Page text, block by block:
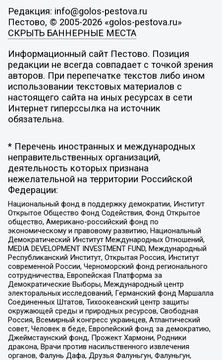
Редакция: info@golos-pestova.ru
Пестово, © 2005-2026 «golos-pestova.ru»
СКРЫТЬ БАННЕРНЫЕ МЕСТА
Информационный сайт Пестово. Позиция
редакции не всегда совпадает с точкой зрения
авторов. При перепечатке текстов либо ином
использовании текстовых материалов с
настоящего сайта на иных ресурсах в сети
Интернет гиперссылка на источник
обязательна.
* Перечень иностранных и международных
неправительственных организаций,
деятельность которых признана
нежелательной на территории Российской
Федерации:
Национальный фонд в поддержку демократии, Институт
Открытое Общество Фонд Содействия, Фонд Открытое
общество, Американо-российский фонд по
экономическому и правовому развитию, Национальный
Демократический Институт Международных Отношений,
MEDIA DEVELOPMENT INVESTMENT FUND, Международный
Республиканский Институт, Открытая Россия, Институт
современной России, Черноморский фонд регионального
сотрудничества, Европейская Платформа за
Демократические Выборы, Международный центр
электоральных исследований, Германский фонд Маршалла
Соединенных Штатов, Тихоокеанский центр защиты
окружающей среды и природных ресурсов, Свободная
Россия, Всемирный конгресс украинцев, Атлантический
совет, Человек в беде, Европейский фонд за демократию,
Джеймстаунский фонд, Прожект Хармони, Родники
дракона, Врачи против насильственного извлечения
органов, Фалунь Дафа, Друзья Фалуньгун, Фалуньгун,